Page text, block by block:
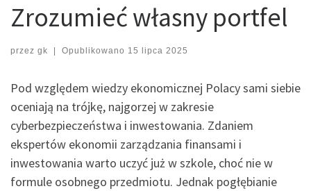
Zrozumieć własny portfel
przez gk | Opublikowano 15 lipca 2025
Pod względem wiedzy ekonomicznej Polacy sami siebie
oceniają na trójkę, najgorzej w zakresie
cyberbezpieczeństwa i inwestowania. Zdaniem
ekspertów ekonomii zarządzania finansami i
inwestowania warto uczyć już w szkole, choć nie w
formule osobnego przedmiotu. Jednak pogłębianie